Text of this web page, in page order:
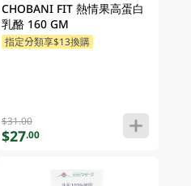
CHOBANI FIT 熱情果高蛋白
乳酪 160 GM
指定分類享$13換購
$31.00
$27.00